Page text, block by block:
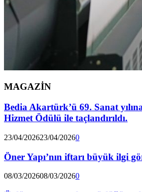
MAGAZİN
Bedia Akartürk’ü 69. Sanat
Hizmet Ödülü ile taçlandırıldı.
23/04/202623/04/20260
Öner Yapı’nın iftarı büyük ilgi
08/03/202608/03/20260